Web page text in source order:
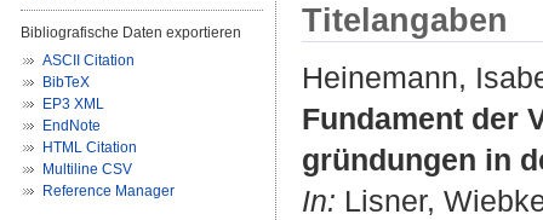
Bibliografische Daten exportieren
ASCII Citation
BibTeX
EP3 XML
EndNote
HTML Citation
Multiline CSV
Reference Manager
Titelangaben
Heinemann,
Fundament der
gründungen in
In: Lisner,